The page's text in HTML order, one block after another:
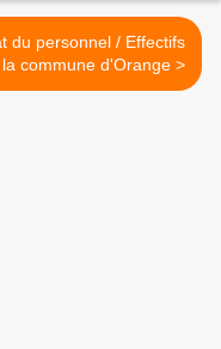
du personnel / Effectifs
de la commune d'Orange >